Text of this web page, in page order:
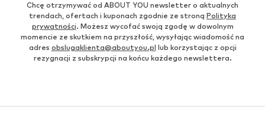
Chcę otrzymywać od ABOUT YOU newsletter o aktualnych
trendach, ofertach i kuponach zgodnie ze stroną Polityka
prywatności. Możesz wycofać swoją zgodę w dowolnym
momencie ze skutkiem na przyszłość, wysyłając wiadomość na
adres obslugaklienta@aboutyou.pl lub korzystając z opcji
rezygnacji z subskrypcji na końcu każdego newslettera.